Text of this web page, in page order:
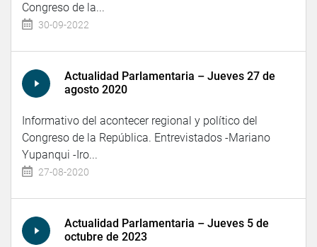
Congreso de la...
30-09-2022
Actualidad Parlamentaria – Jueves 27 de
agosto 2020
Informativo del acontecer regional y político del
Congreso de la República. Entrevistados -Mariano
Yupanqui -Iro...
27-08-2020
Actualidad Parlamentaria – Jueves 5 de
octubre de 2023